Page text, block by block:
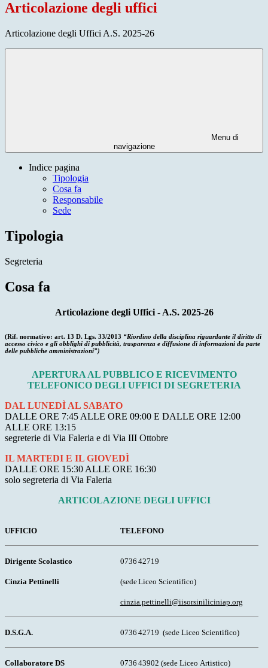
Articolazione degli uffici
Articolazione degli Uffici A.S. 2025-26
Menu di
navigazione
Indice pagina
Tipologia
Cosa fa
Responsabile
Sede
Tipologia
Segreteria
Cosa fa
Articolazione degli Uffici - A.S. 2025-26
(Rif. normativo: art. 13 D. Lgs. 33/2013 “Riordino della disciplina riguardante il diritto di
accesso civico e gli obblighi di pubblicità, trasparenza e diffusione di informazioni da parte
delle pubbliche amministrazioni”)
APERTURA AL PUBBLICO E RICEVIMENTO
TELEFONICO DEGLI UFFICI DI SEGRETERIA
DAL LUNEDÌ AL SABATO
DALLE ORE 7:45 ALLE ORE 09:00 E DALLE ORE 12:00
ALLE ORE 13:15
segreterie di Via Faleria e di Via III Ottobre
IL MARTEDI E IL GIOVEDÌ
DALLE ORE 15:30 ALLE ORE 16:30
solo segreteria di Via Faleria
ARTICOLAZIONE DEGLI UFFICI
UFFICIO TELEFONO
Dirigente Scolastico
Cinzia Pettinelli
0736 42719
(sedeLiceo Scientifico)
cinzia.pettinelli@iisorsiniliciniap.org
D.S.G.A. 0736 42719 (sede Liceo Scientifico)
Collaboratore DS 0736 43902 (sede Liceo Artistico)